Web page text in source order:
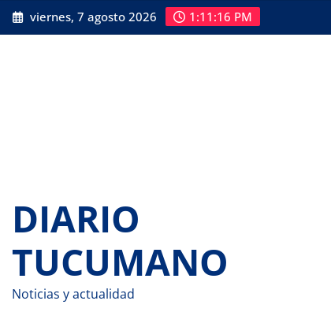
Saltar
al
viernes, 7 agosto 2026 1:11:17 PM
DIARIO
TUCUMANO
Noticias y actualidad